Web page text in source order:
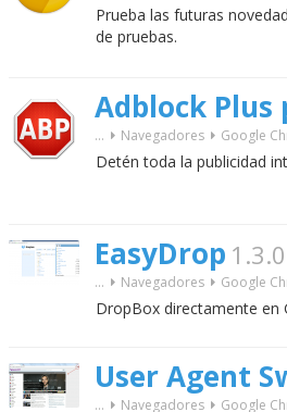
Prueba las futuras
de pruebas.
Adblock Plus
... Navegadores Google
Detén toda la publicidad
EasyDrop 1.3.0
... Navegadores Google
DropBox directamente en
User Agent
... Navegadores Google